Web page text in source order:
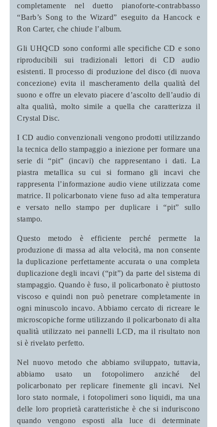
completamente nel duetto pianoforte-contrabbasso
“Barb’s Song to the Wizard” eseguito da Hancock e
Ron Carter, che chiude l’album.
Gli UHQCD sono conformi alle specifiche CD e sono
riproducibili sui tradizionali lettori di CD audio
esistenti. Il processo di produzione del disco (di nuova
concezione) evita il mascheramento della qualità del
suono e offre un elevato piacere d’ascolto dell’audio di
alta qualità, molto simile a quella che caratterizza il
Crystal Disc.
I CD audio convenzionali vengono prodotti utilizzando
la tecnica dello stampaggio a iniezione per formare una
serie di “pit” (incavi) che rappresentano i dati. La
piastra metallica su cui si formano gli incavi che
rappresenta l’informazione audio viene utilizzata come
matrice. Il policarbonato viene fuso ad alta temperatura
e versato nello stampo per duplicare i “pit” sullo
stampo.
Questo metodo è efficiente perché permette la
produzione di massa ad alta velocità, ma non consente
la duplicazione perfettamente accurata o una completa
duplicazione degli incavi (“pit”) da parte del sistema di
stampaggio. Quando è fuso, il policarbonato è piuttosto
viscoso e quindi non può penetrare completamente in
ogni minuscolo incavo. Abbiamo cercato di ricreare le
microscopiche forme utilizzando il policarbonato di alta
qualità utilizzato nei pannelli LCD, ma il risultato non
si è rivelato perfetto.
Nel nuovo metodo che abbiamo sviluppato, tuttavia,
abbiamo usato un fotopolimero anziché del
policarbonato per replicare finemente gli incavi. Nel
loro stato normale, i fotopolimeri sono liquidi, ma una
delle loro proprietà caratteristiche è che si induriscono
quando vengono esposti alla luce di determinate